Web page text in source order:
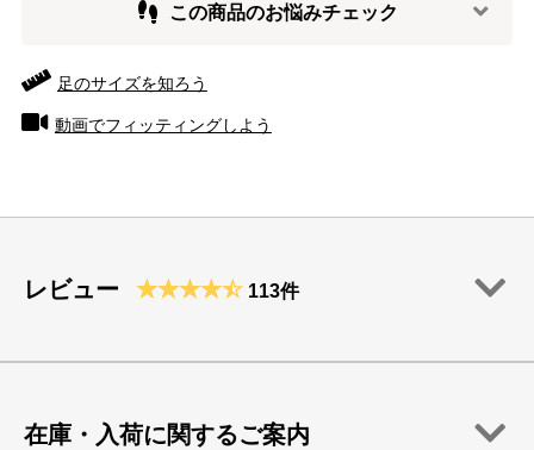
この商品のお悩みチェック
足のサイズを知ろう
動画でフィッティングしよう
レビュー 113件
在庫・入荷に関するご案内